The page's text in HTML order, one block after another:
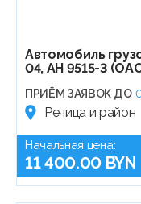
Автомобиль
04, АН 9515-3
ПРИЁМ ЗАЯВОК ДО
Речица и район
Начальная цена:
11 400.00 BYN